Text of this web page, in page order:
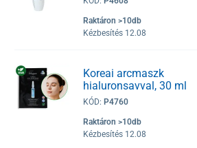
Raktáron >10db
Kézbesítés 12.08
Koreai arcmaszk
hialuronsavval, 30 ml
KÓD: P4760
Raktáron >10db
Kézbesítés 12.08